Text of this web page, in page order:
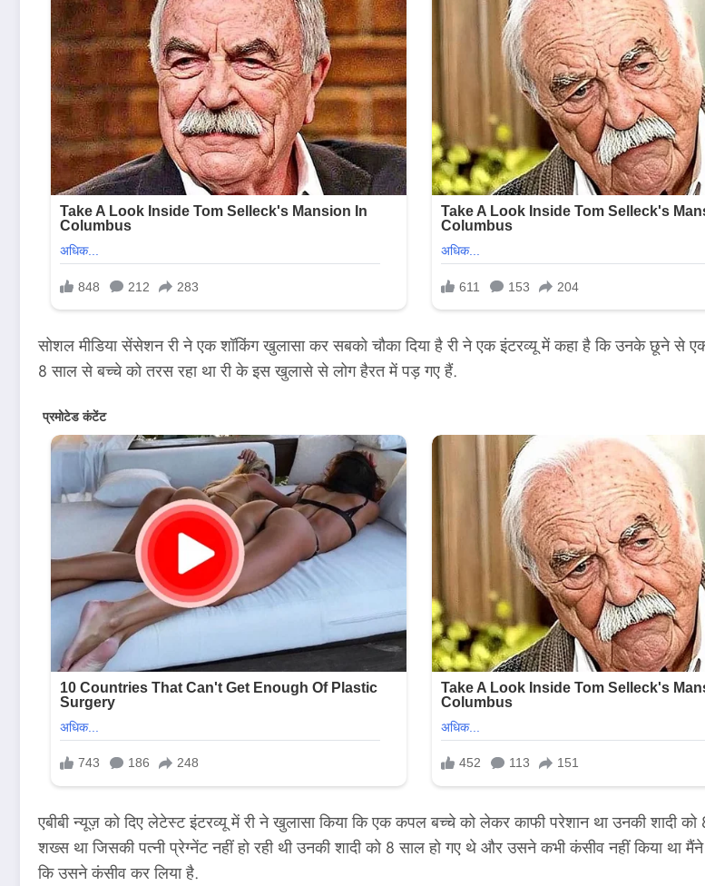
सोशल मीडिया सेंसेशन री ने एक शॉकिंग खुलासा कर सबको चौका दिया है री ने एक इंटरव्यू में कहा है कि उनके छूने से
8 साल से बच्चे को तरस रहा था री के इस खुलासे से लोग हैरत में पड़ गए हैं.
एबीबी न्यूज़ को दिए लेटेस्ट इंटरव्यू में री ने खुलासा किया कि एक कपल बच्चे को लेकर काफी परेशान था उनकी शादी
शख्स था जिसकी पत्नी प्रेग्नेंट नहीं हो रही थी उनकी शादी को 8 साल हो गए थे और उसने कभी कंसीव नहीं किया
कि उसने कंसीव कर लिया है.